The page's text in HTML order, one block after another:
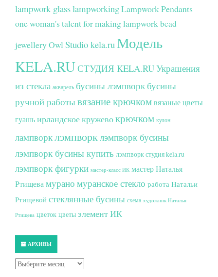
lampwork glasslampworkingLampwork Pendants
one woman's talent for making lampwork bead
jewelleryOwl Studio kela.ru Модель
KELA.RUСТУДИЯ KELA.RUУкрашения
из стекла акварель бусины лэмпворк бусины
ручной работывязание крючкомвязаные цветы
гуашьирландское кружевокрючком кулон
лампворклэмпворк лэмпворк бусины
лэмпворк бусины купить лэмпворк студия kela.ru
лэмпворк фигурки мастер-класс ИК мастер Наталья
Ртищевамурано муранское стекло работа Натальи
Ртищевой стеклянные бусины схема художник Наталья
Ртищева цветок цветы элемент ИК
АРХИВЫ